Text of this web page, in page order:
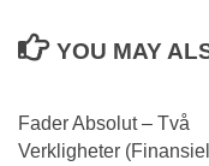
YOU MAY
Fader Absolut – Två
Verkligheter